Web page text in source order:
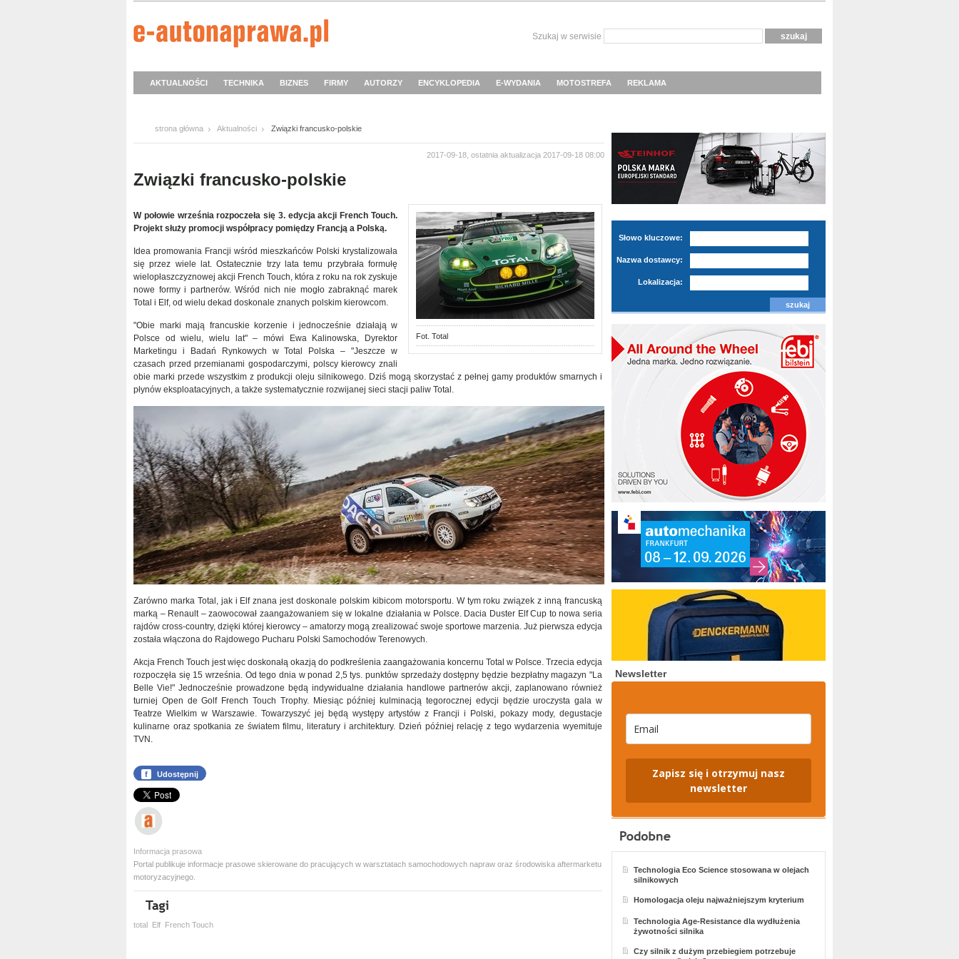
Szukaj w serwisie
AKTUALNOŚCI TECHNIKA BIZNES FIRMY AUTORZY ENCYKLOPEDIA E-WYDANIA MOTOSTREFA REKLAMA
strona główna Aktualności Związki francusko-polskie
2017-09-18, ostatnia aktualizacja 2017-09-18 08:00
Związki francusko-polskie
Fot. Total
W połowie września rozpoczeła się 3. edycja akcji French Touch.
Projekt służy promocji współpracy pomiędzy Francją a Polską.
Idea promowania Francji wśród mieszkańców Polski krystalizowała
się przez wiele lat. Ostatecznie trzy lata temu przybrała formułę
wielopłaszczyznowej akcji French Touch, która z roku na rok zyskuje
nowe formy i partnerów. Wśród nich nie mogło zabraknąć marek
Total i Elf, od wielu dekad doskonale znanych polskim kierowcom.
"Obie marki mają francuskie korzenie i jednocześnie działają w
Polsce od wielu, wielu lat" – mówi Ewa Kalinowska, Dyrektor
Marketingu i Badań Rynkowych w Total Polska – "Jeszcze w
czasach przed przemianami gospodarczymi, polscy kierowcy znali
obie marki przede wszystkim z produkcji oleju silnikowego. Dziś mogą skorzystać z pełnej gamy produktów smarnych i
płynów eksploatacyjnych, a także systematycznie rozwijanej sieci stacji paliw Total.
Zarówno marka Total, jak i Elf znana jest doskonale polskim kibicom motorsportu. W tym roku związek z inną francuską
marką – Renault – zaowocował zaangażowaniem się w lokalne działania w Polsce. Dacia Duster Elf Cup to nowa seria
rajdów cross-country, dzięki której kierowcy – amatorzy mogą zrealizować swoje sportowe marzenia. Już pierwsza edycja
została włączona do Rajdowego Pucharu Polski Samochodów Terenowych.
Akcja French Touch jest więc doskonałą okazją do podkreślenia zaangażowania koncernu Total w Polsce. Trzecia edycja
rozpoczęła się 15 września. Od tego dnia w ponad 2,5 tys. punktów sprzedaży dostępny będzie bezpłatny magazyn "La
Belle Vie!" Jednocześnie prowadzone będą indywidualne działania handlowe partnerów akcji, zaplanowano również
turniej Open de Golf French Touch Trophy. Miesiąc później kulminacją tegorocznej edycji będzie uroczysta gala w
Teatrze Wielkim w Warszawie. Towarzyszyć jej będą występy artystów z Francji i Polski, pokazy mody, degustacje
kulinarne oraz spotkania ze światem filmu, literatury i architektury. Dzień później relację z tego wydarzenia wyemituje
TVN.
f Udostępnij
Informacja prasowa
Portal publikuje informacje prasowe skierowane do pracujących w warsztatach samochodowych napraw oraz środowiska aftermarketu
motoryzacyjnego.
total Elf French Touch
Słowo kluczowe:
Nazwa dostawcy:
Lokalizacja:
Newsletter
Zapisz się i otrzymuj nasz
newsletter
Technologia Eco Science stosowana w olejach
silnikowych
Homologacja oleju najważniejszym kryterium
Technologia Age-Resistance dla wydłużenia
żywotności silnika
Czy silnik z dużym przebiegiem potrzebuje